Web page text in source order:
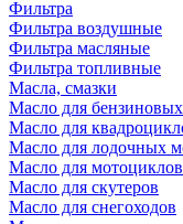
Фильтра
Фильтра воздушные
Фильтра масляные
Фильтра топливные
Масла, смазки
Масло для
Масло для
Масло для лодочных
Масло для мотоциклов
Масло для скутеров
Масло для снегоходов